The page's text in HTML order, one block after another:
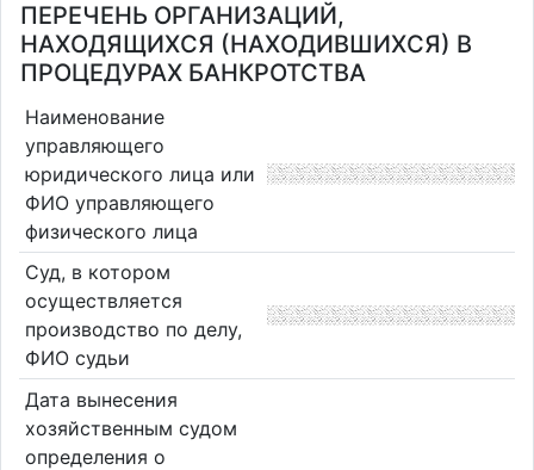
ПЕРЕЧЕНЬ ОРГАНИЗАЦИЙ,
НАХОДЯЩИХСЯ (НАХОДИВШИХСЯ) В
ПРОЦЕДУРАХ БАНКРОТСТВА
Наименование
управляющего
юридического лица или
ФИО управляющего
физического лица
Суд, в котором
осуществляется
производство по делу,
ФИО судьи
Дата вынесения
хозяйственным судом
определения о